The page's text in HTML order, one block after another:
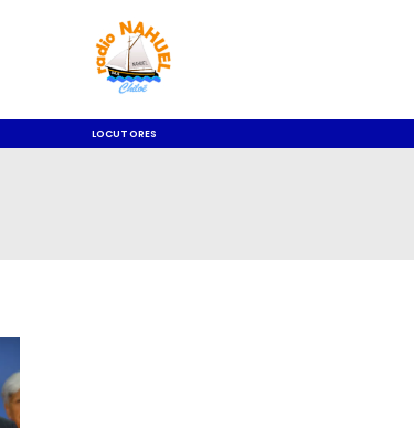
LOCUTORES